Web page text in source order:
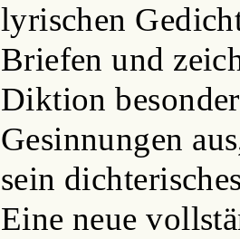
lyrischen
Briefen und
Diktion
Gesinnungen
sein
Eine neue